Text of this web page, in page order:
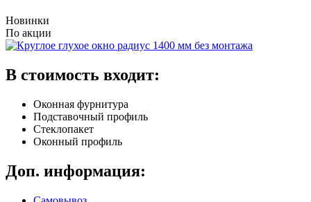
Новинки
По акции
В стоимость входит:
Оконная фурнитура
Подставочный профиль
Стеклопакет
Оконный профиль
Доп. информация: